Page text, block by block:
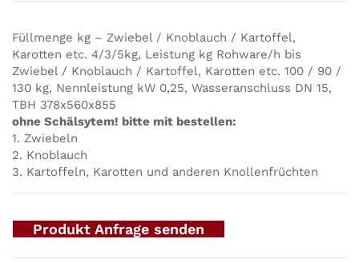
Füllmenge kg – Zwiebel / Knoblauch / Kartoffel,
Karotten etc. 4/3/5kg, Leistung kg Rohware/h bis
Zwiebel / Knoblauch / Kartoffel, Karotten etc. 100 / 90 /
130 kg, Nennleistung kW 0,25, Wasseranschluss DN 15,
TBH 378x560x855
ohne Schälsytem! bitte mit bestellen:
1. Zwiebeln
2. Knoblauch
3. Kartoffeln, Karotten und anderen Knollenfrüchten
Produkt Anfrage senden